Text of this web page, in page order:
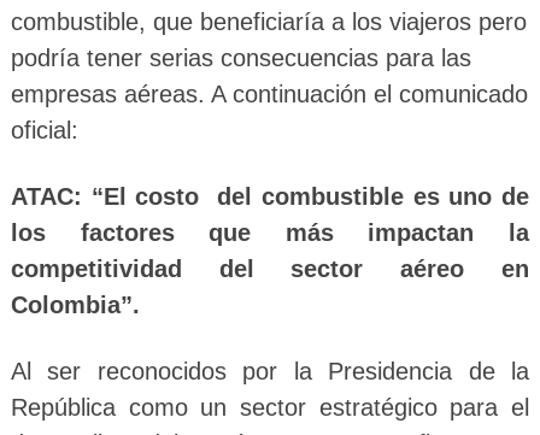
combustible, que beneficiaría a los viajeros pero
podría tener serias consecuencias para las
empresas aéreas. A continuación el comunicado
oficial:
ATAC: “El costo del combustible es uno de
los factores que más impactan la
competitividad del sector aéreo en
Colombia”.
Al ser reconocidos por la Presidencia de la
República como un sector estratégico para el